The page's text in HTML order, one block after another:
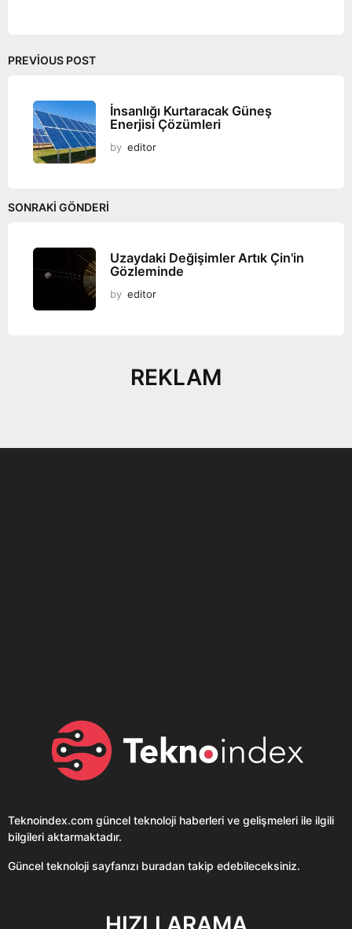
PREVIOUS POST
İnsanlığı Kurtaracak Güneş
Enerjisi Çözümleri
by editor
SONRAKI GÖNDERI
Uzaydaki Değişimler Artık Çin'in
Gözleminde
by editor
REKLAM
Teknoindex.com güncel teknoloji haberleri ve gelişmeleri ile ilgili
bilgileri aktarmaktadır.
Güncel teknoloji sayfanızı buradan takip edebileceksiniz.